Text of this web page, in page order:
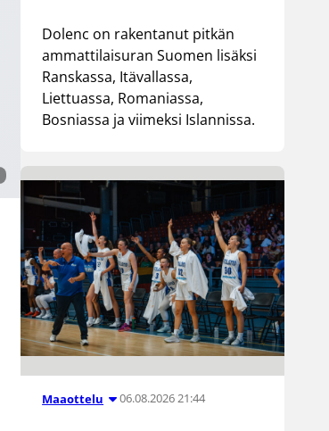
Dolenc on rakentanut pitkän
ammattilaisuran Suomen lisäksi
Ranskassa, Itävallassa,
Liettuassa, Romaniassa,
Bosniassa ja viimeksi Islannissa.
Maaottelu 06.08.2026 21:44